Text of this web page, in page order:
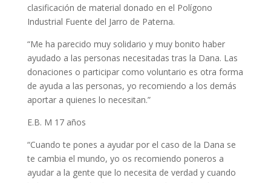
clasificación de material donado en el Polígono
Industrial Fuente del Jarro de Paterna.
“Me ha parecido muy solidario y muy bonito haber
ayudado a las personas necesitadas tras la Dana. Las
donaciones o participar como voluntario es otra forma
de ayuda a las personas, yo recomiendo a los demás
aportar a quienes lo necesitan.”
E.B. M 17 años
“Cuando te pones a ayudar por el caso de la Dana se
te cambia el mundo, yo os recomiendo poneros a
ayudar a la gente que lo necesita de verdad y cuando